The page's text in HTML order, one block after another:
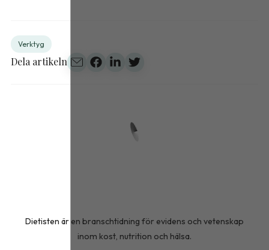
Verktyg
Dela artikeln
Dietisten är en branschtidning för evidens och vetenskap
inom kost, nutrition och hälsa.